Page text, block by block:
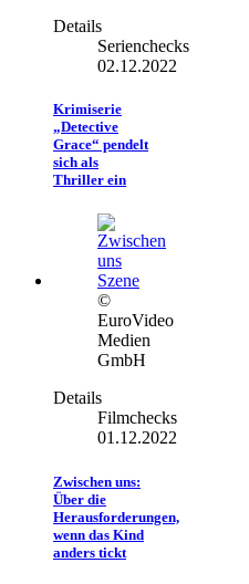
Details
Serienchecks
02.12.2022
Krimiserie
„Detective
Grace“ pendelt
sich als
Thriller ein
©
EuroVideo
Medien
GmbH
Details
Filmchecks
01.12.2022
Zwischen uns:
Über die
Herausforderungen,
wenn das Kind
anders tickt